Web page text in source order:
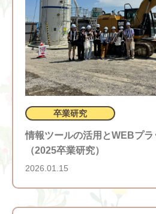
卒業研究
情報ツールの活用とWEBプ
（2025卒業研究）
2026.01.15